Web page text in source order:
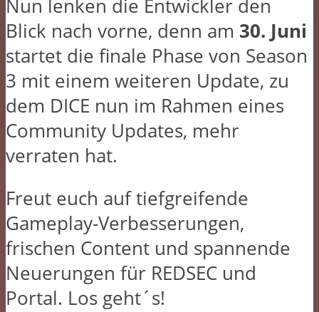
Nun lenken die Entwickler den
Blick nach vorne, denn am 30. Juni
startet die finale Phase von Season
3 mit einem weiteren Update, zu
dem DICE nun im Rahmen eines
Community Updates, mehr
verraten hat.
Freut euch auf tiefgreifende
Gameplay-Verbesserungen,
frischen Content und spannende
Neuerungen für REDSEC und
Portal. Los geht´s!